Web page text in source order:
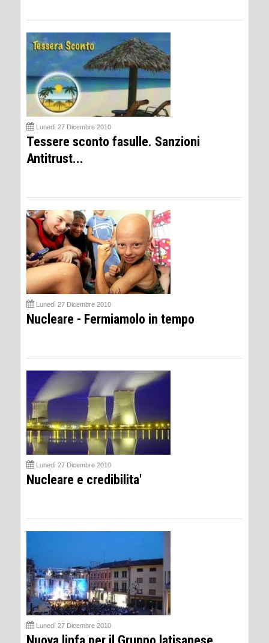
Lunedì 27 Dicembre 2010
Tessere sconto fasulle. Sanzioni
Antitrust...
Lunedì 27 Dicembre 2010
Nucleare - Fermiamolo in tempo
Lunedì 27 Dicembre 2010
Nucleare e credibilita'
Lunedì 27 Dicembre 2010